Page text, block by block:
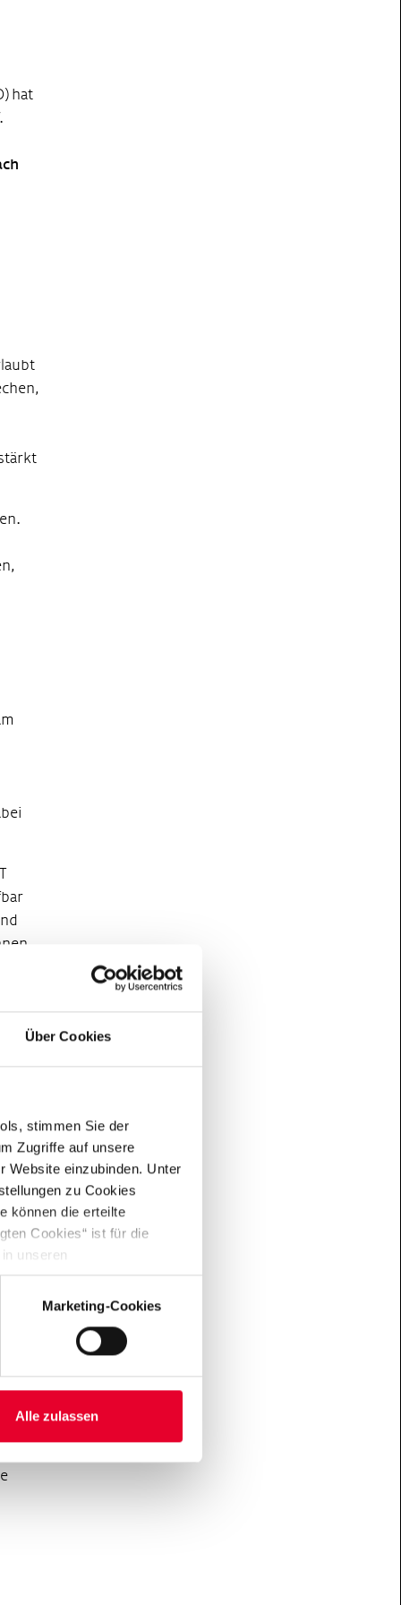
Über Cookies
stimmen Sie der
Zugriffe auf unsere
Website einzubinden. Unter
zu Cookies
können die erteilte
Cookies“ ist für die
unseren
Marketing-Cookies
Alle zulassen
hat
per
,
in
–